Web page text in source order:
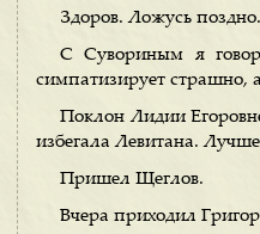
Здоров. Ложусь поздно.
С Сувориным я
симпатизирует страшно,
Поклон Лидии
избегала Левитана.
Пришел Щеглов.
Вчера приходил